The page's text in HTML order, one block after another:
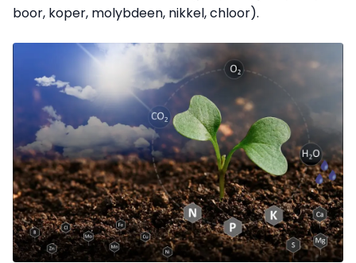
boor, koper, molybdeen, nikkel, chloor).